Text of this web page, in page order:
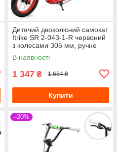
Дитячий двоколісний самокат
Itrike SR 2-043-1-R червоний
з колесами 305 мм, ручне
гальмо
В наявності
1 347 ₴ 1 684 ₴
Купити
–20%